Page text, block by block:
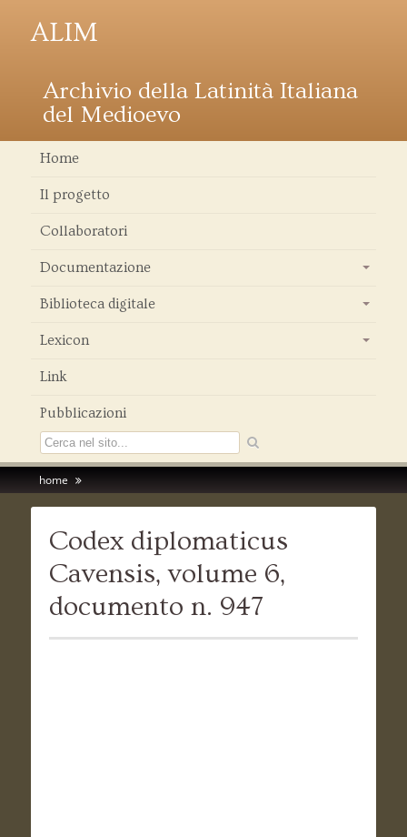
ALIM
Archivio della Latinità Italiana
del Medioevo
Home
Il progetto
Collaboratori
Documentazione
Biblioteca digitale
Lexicon
Link
Pubblicazioni
home
Codex diplomaticus
Cavensis, volume 6,
documento n. 947